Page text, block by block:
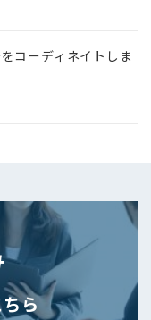
コーディネイトしま
ら